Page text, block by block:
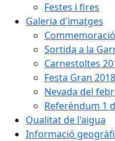
Festes i fires
Galeria d'imatges
Sortida a la
Carnestoltes
Festa Gran 2018
Nevada del
Referèndum 1
Qualitat de l'aigua
Informació